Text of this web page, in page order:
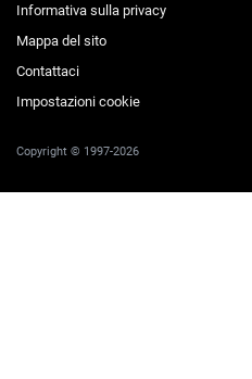
Informativa sulla privacy
Mappa del sito
Contattaci
Impostazioni cookie
Copyright © 1997-2026